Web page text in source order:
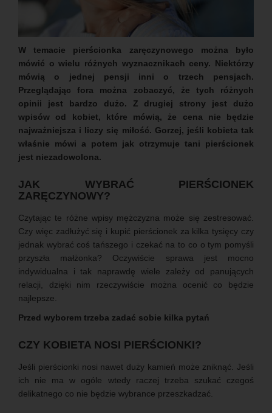
W temacie pierścionka zaręczynowego można było
mówić o wielu różnych wyznacznikach ceny. Niektórzy
mówią o jednej pensji inni o trzech pensjach.
Przeglądając fora można zobaczyć, że tych różnych
opinii jest bardzo dużo. Z drugiej strony jest dużo
wpisów od kobiet, które mówią, że cena nie będzie
najważniejsza i liczy się miłość. Gorzej, jeśli kobieta tak
właśnie mówi a potem jak otrzymuje tani pierścionek
jest niezadowolona.
JAK WYBRAĆ PIERŚCIONEK
ZARĘCZYNOWY?
Czytając te różne wpisy mężczyzna może się zestresować.
Czy więc zadłużyć się i kupić pierścionek za kilka tysięcy czy
jednak wybrać coś tańszego i czekać na to co o tym pomyśli
przyszła małżonka? Oczywiście sprawa jest mocno
indywidualna i tak naprawdę wiele zależy od panujących
relacji, dzięki nim rzeczywiście można ocenić co będzie
najlepsze.
Przed wyborem trzeba zadać sobie kilka pytań
CZY KOBIETA NOSI PIERŚCIONKI?
Jeśli pierścionki nosi nawet duży kamień może zniknąć. Jeśli
ich nie ma w ogóle wtedy raczej trzeba szukać czegoś
delikatnego co nie będzie wybrance przeszkadzać.